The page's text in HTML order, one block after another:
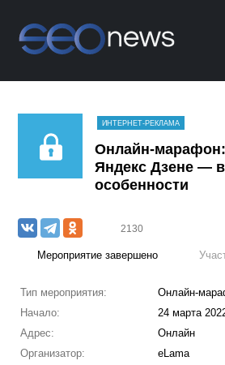
ИНТЕРНЕТ-РЕКЛАМА
Онлайн-
Яндекс Дзене —
особенности
2130
Мероприятие завершено
Тип мероприятия:
Онлайн-
Начало:
24 марта
Адрес:
Онлайн
Организатор:
eLama